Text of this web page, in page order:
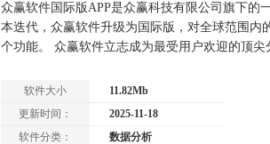
众赢软件国际版APP是众赢科技有限公司旗下的
本迭代，众赢软件升级为国际版，对全球范围内
个功能。 众赢软件立志成为最受用户欢迎的顶尖
软件大小
11.82Mb
更新时间：
2025-11-18
软件分类：
数据分析